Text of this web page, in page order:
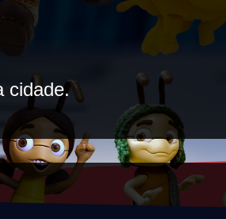
cidade.